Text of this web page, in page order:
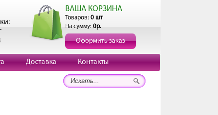
ВАША КОРЗИНА
Товаров: 0 шт
На сумму: 0р.
Оформить заказ
Доставка Контакты